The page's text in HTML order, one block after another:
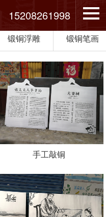
15208261998
锻铜浮雕 锻铜笔画
手工敲铜